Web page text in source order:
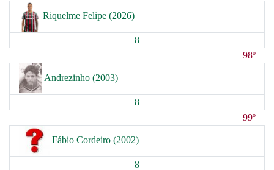
Riquelme Felipe (2026)
8
98º
Andrezinho (2003)
8
99º
Fábio Cordeiro (2002)
8